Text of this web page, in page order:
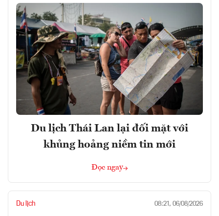
Du lịch Thái Lan lại đối mặt với
khủng hoảng niềm tin mới
Đọc ngay
Du lịch 08:21, 06/08/2026